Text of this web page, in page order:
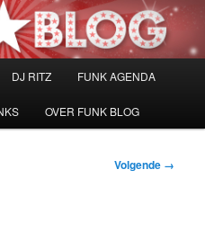
DJ RITZ FUNK AGENDA
OVER FUNK BLOG
Volgende →